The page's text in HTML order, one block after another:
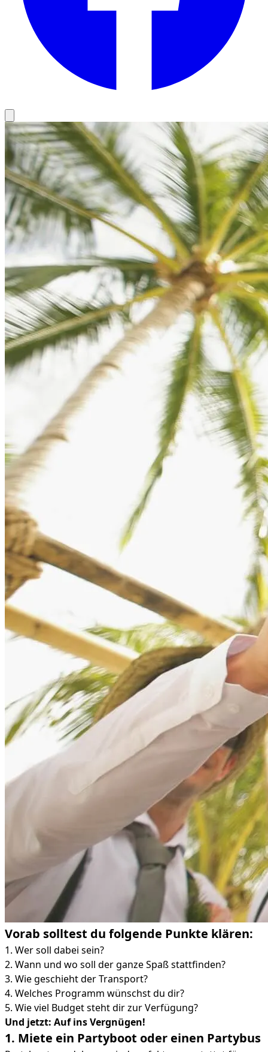
Vorab solltest du folgende Punkte klären:
1. Wer soll dabei sein?
2. Wann und wo soll der ganze Spaß stattfinden?
3. Wie geschieht der Transport?
4. Welches Programm wünschst du dir?
5. Wie viel Budget steht dir zur Verfügung?
Und jetzt: Auf ins Vergnügen!
1. Miete ein Partyboot oder einen Partybus